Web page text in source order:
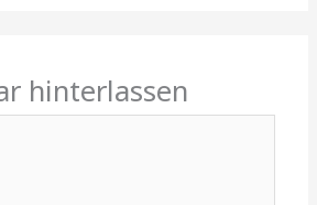
hinterlassen